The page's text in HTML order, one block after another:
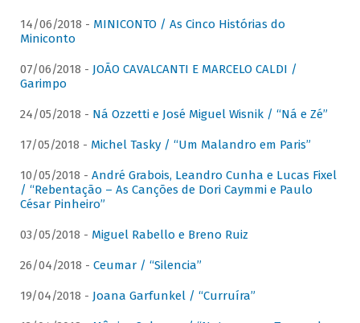
14/06/2018 - MINICONTO / As Cinco Histórias do
Miniconto
07/06/2018 - JOÃO CAVALCANTI E MARCELO CALDI /
Garimpo
24/05/2018 - Ná Ozzetti e José Miguel Wisnik / “Ná e Zé”
17/05/2018 - Michel Tasky / “Um Malandro em Paris”
10/05/2018 - André Grabois, Leandro Cunha e Lucas Fixel
/ “Rebentação – As Canções de Dori Caymmi e Paulo
César Pinheiro”
03/05/2018 - Miguel Rabello e Breno Ruiz
26/04/2018 - Ceumar / “Silencia”
19/04/2018 - Joana Garfunkel / “Curruíra”